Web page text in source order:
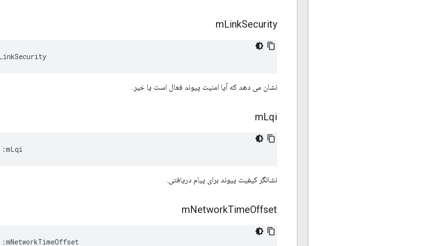
mLinkSecurity
نشان می دهد که آیا امنیت پیوند فعال است یا خیر.
mLqi
mLqi
نشانگر کیفیت پیوند برای پیام دریافتی.
mNetworkTimeOffset
mNetworkTimeOffset